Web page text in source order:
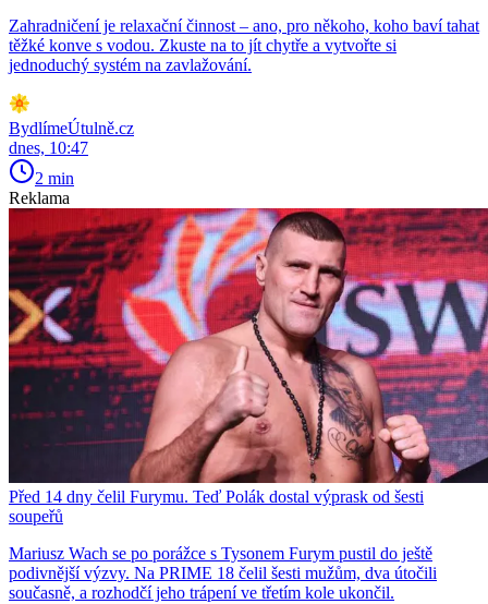
Zahradničení je relaxační činnost – ano, pro někoho, koho baví tahat
těžké konve s vodou. Zkuste na to jít chytře a vytvořte si
jednoduchý systém na zavlažování.
BydlímeÚtulně.cz
dnes, 10:47
2 min
Reklama
Před 14 dny čelil Furymu. Teď Polák dostal výprask od šesti
soupeřů
Mariusz Wach se po porážce s Tysonem Furym pustil do ještě
podivnější výzvy. Na PRIME 18 čelil šesti mužům, dva útočili
současně, a rozhodčí jeho trápení ve třetím kole ukončil.